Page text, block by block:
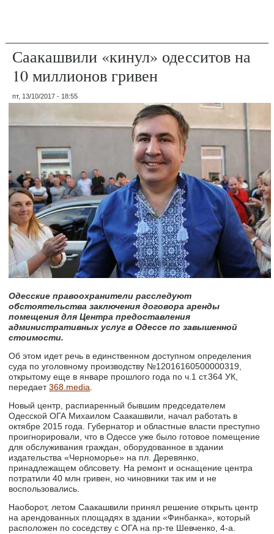
Саакашвили «кинул» одесситов на
10 миллионов гривен
пт, 13/10/2017 - 18:55
Одесские правоохранители расследуют
обстоятельства заключения договора аренды
помещения для Центра предоставления
административных услуг в Одессе по завышенной
стоимости.
Об этом идет речь в единственном доступном определения
суда по уголовному производству №12016160500000319,
открытому еще в январе прошлого года по ч.1 ст.364 УК,
передает368.media.
Новый центр, распиаренный бывшим председателем
Одесской ОГА Михаилом Саакашвили, начал работать в
октябре 2015 года. Губернатор и областные власти преступно
проигнорировали, что в Одессе уже было готовое помещение
для обслуживания граждан, оборудованное в здании
издательства «Черноморье» на пл. Деревянко,
принадлежащем облсовету. На ремонт и оснащение центра
потратили 40 млн гривен, но чиновники так им и не
воспользовались.
Наоборот, летом Саакашвили принял решение открыть центр
на арендованных площадях в здании «Финбанка», который
расположен по соседству с ОГА на пр-те Шевченко, 4-а.